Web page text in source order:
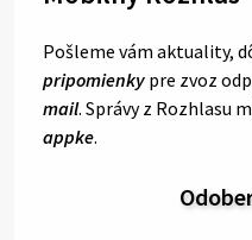
Pošleme vám aktuality,
pripomienky pre zvoz
mail. Správy z Rozhlasu
appke.